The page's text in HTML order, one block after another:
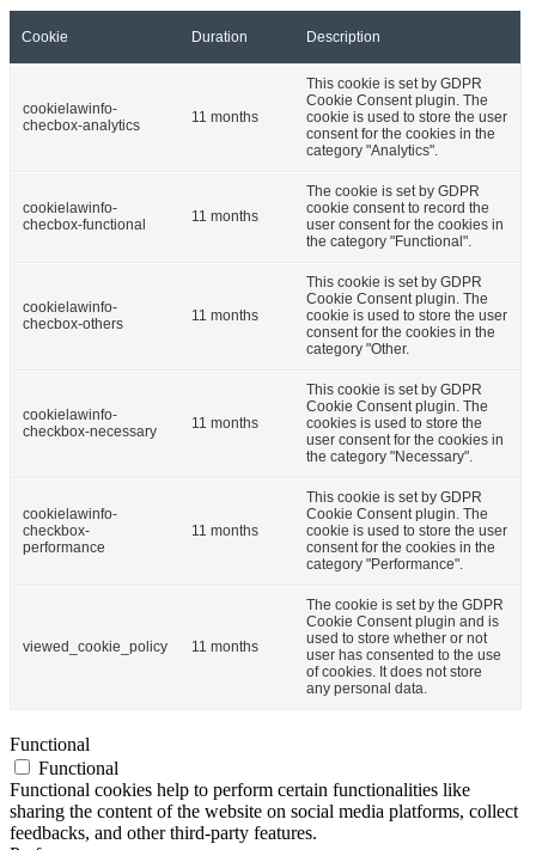
Cookie Duration Description
cookielawinfo-
checbox-analytics
11 months
This cookie is set by GDPR
Cookie Consent plugin. The
cookie is used to store the user
consent for the cookies in the
category "Analytics".
cookielawinfo-
checbox-functional
11 months
The cookie is set by GDPR
cookie consent to record the
user consent for the cookies in
the category "Functional".
cookielawinfo-
checbox-others
11 months
This cookie is set by GDPR
Cookie Consent plugin. The
cookie is used to store the user
consent for the cookies in the
category "Other.
cookielawinfo-
checkbox-necessary
11 months
This cookie is set by GDPR
Cookie Consent plugin. The
cookies is used to store the
user consent for the cookies in
the category "Necessary".
cookielawinfo-
checkbox-
performance
11 months
This cookie is set by GDPR
Cookie Consent plugin. The
cookie is used to store the user
consent for the cookies in the
category "Performance".
viewed_cookie_policy 11 months
The cookie is set by the GDPR
Cookie Consent plugin and is
used to store whether or not
user has consented to the use
of cookies. It does not store
any personal data.
Functional
Functional
Functional cookies help to perform certain functionalities like
sharing the content of the website on social media platforms, collect
feedbacks, and other third-party features.